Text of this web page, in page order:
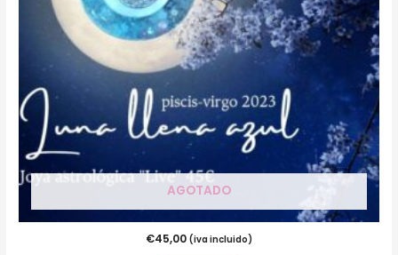
AGOTADO
€45,00 (iva incluido)